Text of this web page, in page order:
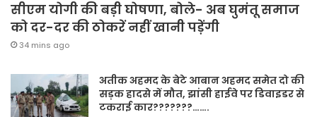
सीएम योगी की बड़ी घोषणा, बोले- अब घुमंतू समाज
को दर-दर की ठोकरें नहीं खानी पड़ेंगी
34 mins ago
अतीक अहमद के बेटे आबान अहमद समेत दो की
सड़क हादसे में मौत, झांसी हाईवे पर डिवाइडर से
टकराई कार???????…….